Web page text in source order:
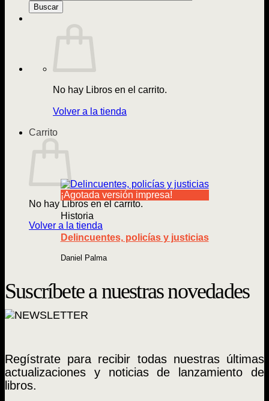
Buscar
No hay Libros en el carrito.
Volver a la tienda
Carrito
No hay Libros en el carrito.
Volver a la tienda
¡Agotada versión impresa!
Historia
Delincuentes, policías y justicias
Daniel Palma
Suscríbete a nuestras novedades
Regístrate para recibir todas nuestras últimas
actualizaciones y noticias de lanzamiento de
libros.